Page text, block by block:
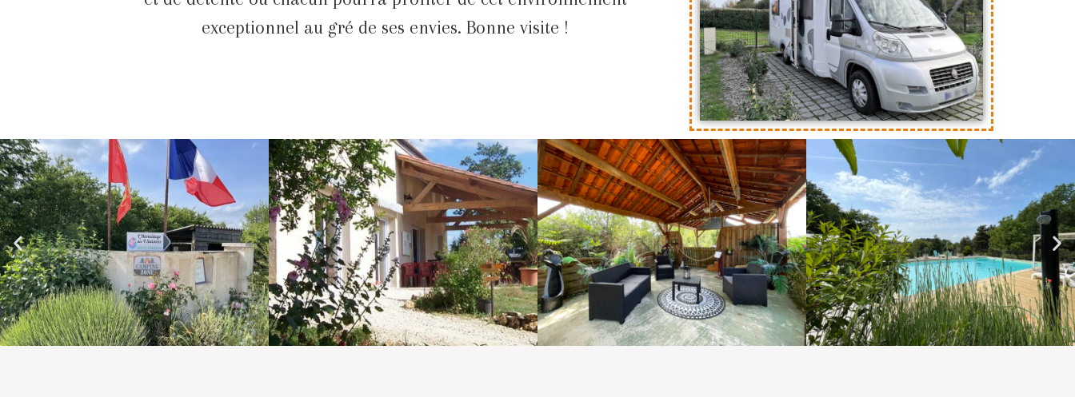
exceptionnel au gré de ses envies. Bonne visite !